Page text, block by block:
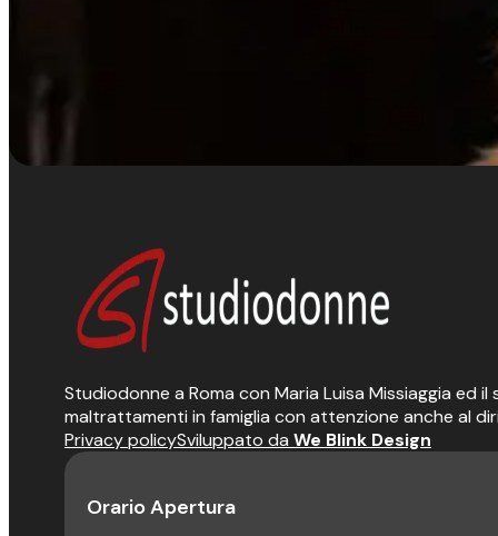
Studiodonne a Roma con Maria Luisa Missiaggia ed
maltrattamenti in famiglia con attenzione anche al
Privacy policySviluppato da We Blink Design
Orario Apertura